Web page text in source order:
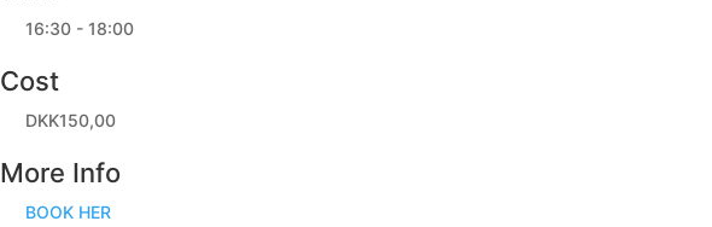
16:30 - 18:00
Cost
DKK150,00
More Info
BOOK HER